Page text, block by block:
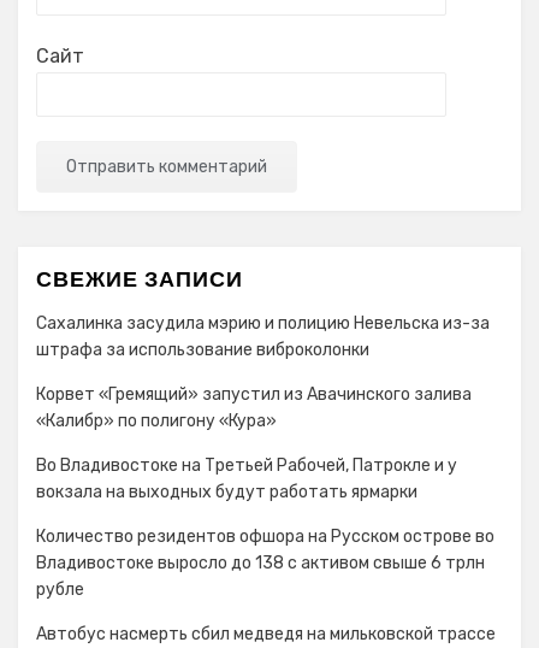
Сайт
СВЕЖИЕ ЗАПИСИ
Сахалинка засудила мэрию и полицию Невельска из-за
штрафа за использование виброколонки
Корвет «Гремящий» запустил из Авачинского залива
«Калибр» по полигону «Кура»
Во Владивостоке на Третьей Рабочей, Патрокле и у
вокзала на выходных будут работать ярмарки
Количество резидентов офшора на Русском острове во
Владивостоке выросло до 138 с активом свыше 6 трлн
рубле
Автобус насмерть сбил медведя на мильковской трассе